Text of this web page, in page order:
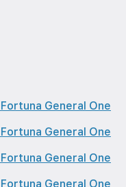
General One
General One
General One
General One